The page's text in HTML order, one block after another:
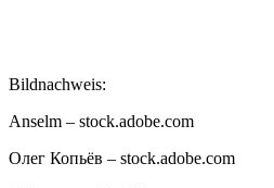
Bildnachweis:
Anselm – stock.adobe.com
Олег Копьёв – stock.adobe.com